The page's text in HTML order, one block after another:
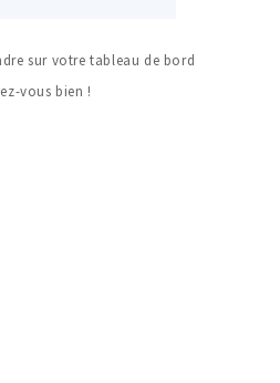
sur votre tableau de bord
vous bien !